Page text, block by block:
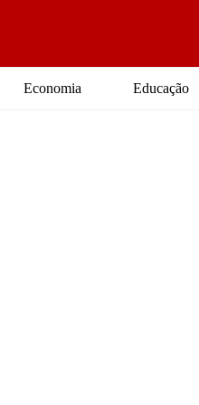
Economia Educação